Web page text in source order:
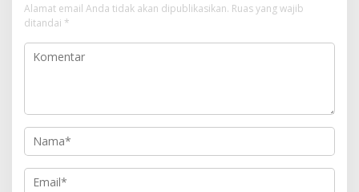
Alamat email Anda tidak akan dipublikasikan. Ruas yang wajib
ditandai *